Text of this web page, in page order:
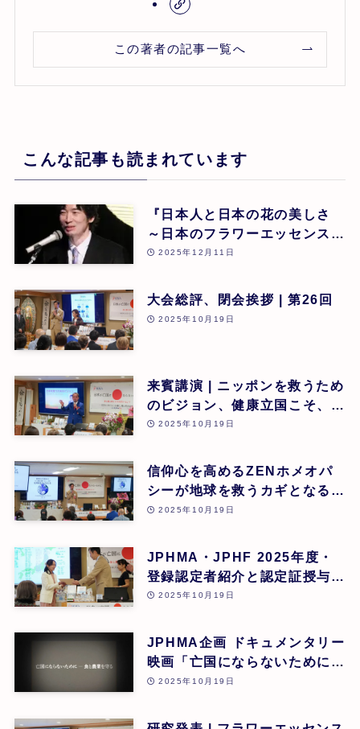
この著者の記事一覧へ
こんな記事も読まれています
『日本人と日本の花の美しさ
～日本のフラワーエッセンスに
よる癒し』 東 昭史
2025年12月11日
大会総評、閉会挨拶 | 第26回
2025年10月19日
来賓講演 | ニッポンを救うため
のビジョン、健康立国こそ、日
本再生の道 | 吉野敏明(医療法
ック 院長) | 第26回
2025年10月19日
信仰心を高めるZENホメオパ
シーが地球を救うカギとなる |
道繁良 | 第26回
2025年10月19日
JPHMA・JPHF 2025年度・
登録認定者紹介と認定証授与式
| 第26回
2025年10月19日
JPHMA企画 ドキュメンタリー
映画「亡国にならないために食
と農業を守る」 | 第26回
2025年10月19日